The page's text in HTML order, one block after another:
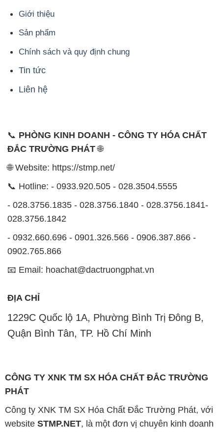
Giới thiệu
Sản phẩm
Chính sách và quy định chung
Tin tức
Liên hệ
📞 PHÒNG KINH DOANH - CÔNG TY HÓA CHẤT
ĐẮC TRƯỜNG PHÁT🌐
🌐 Website: https://stmp.net/
📞 Hotline: - 0933.920.505 - 028.3504.5555
- 028.3756.1835 - 028.3756.1840 - 028.3756.1841-
028.3756.1842
- 0932.660.696 - 0901.326.566 - 0906.387.866 -
0902.765.866
📧 Email: hoachat@dactruongphat.vn
ĐỊA CHỈ
1229C Quốc lộ 1A, Phường Bình Trị Đông B,
Quận Bình Tân, TP. Hồ Chí Minh
CÔNG TY XNK TM SX HÓA CHẤT ĐẮC TRƯỜNG
PHÁT
Công ty XNK TM SX Hóa Chất Đắc Trường Phát, với
website STMP.NET, là một đơn vị chuyên kinh doanh